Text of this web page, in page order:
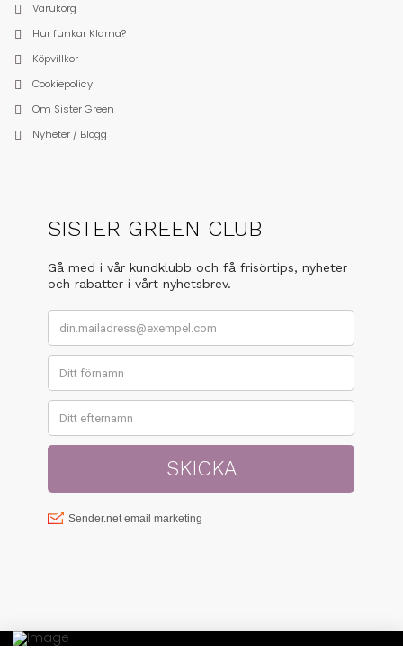
Varukorg
Hur funkar Klarna?
Köpvillkor
Cookiepolicy
Om Sister Green
Nyheter / Blogg